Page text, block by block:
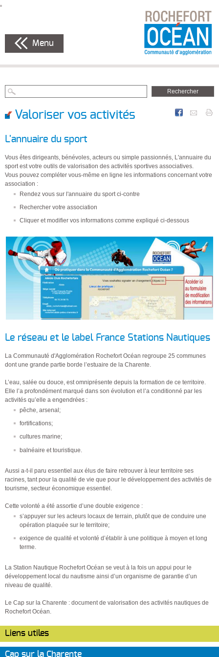
Menu
Valoriser vos activités
L'annuaire du sport
Vous êtes dirigeants, bénévoles, acteurs ou simple passionnés, L'annuaire du
sport est votre outils de valorisation des activités sportives associatives.
Vous pouvez compléter vous-même en ligne les informations concernant votre
association :
Rendez vous sur l'annuaire du sport ci-contre
Rechercher votre association
Cliquer et modifier vos informations comme expliqué ci-dessous
Le réseau et le label France Stations Nautiques
La Communauté d'Agglomération Rochefort Océan regroupe 25 communes
dont une grande partie borde l’estuaire de la Charente.
L’eau, salée ou douce, est omniprésente depuis la formation de ce territoire.
Elle l’a profondément marqué dans son évolution et l’a conditionné par les
activités qu’elle a engendrées :
pêche, arsenal;
fortifications;
cultures marine;
balnéaire et touristique.
Aussi a-t-il paru essentiel aux élus de faire retrouver à leur territoire ses
racines, tant pour la qualité de vie que pour le développement des activités de
tourisme, secteur économique essentiel.
Cette volonté a été assortie d’une double exigence :
s’appuyer sur les acteurs locaux de terrain, plutôt que de conduire une
opération plaquée sur le territoire;
exigence de qualité et volonté d’établir à une politique à moyen et long
terme.
La Station Nautique Rochefort Océan se veut à la fois un appui pour le
développement local du nautisme ainsi d’un organisme de garantie d’un
niveau de qualité.
Le Cap sur la Charente : document de valorisation des activités nautiques de
Rochefort Océan.
Liens utiles
Cap sur la Charente